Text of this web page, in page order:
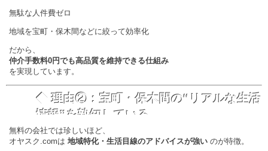
無駄な人件費ゼロ
地域を宝町・保木間などに絞って効率化
だから、
仲介手数料0円でも高品質を維持できる仕組み
を実現しています。
◆ 理由②：宝町・保木間の“リアルな生活
情報”を熟知している
無料の会社では珍しいほど、
オヤスク.comは 地域特化・生活目線のアドバイスが強い のが特徴。